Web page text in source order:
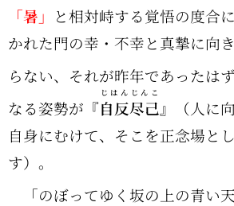
「暑」
と相対峙する覚悟の度合
かれた門の幸・不幸と真摯に向
らない、それが昨年であったは
なる姿勢が 『自反尽己
じはんじんこ
』
（人に
自身にむけて、そこを正念場と
す）。
「のぼってゆく坂の上の青い